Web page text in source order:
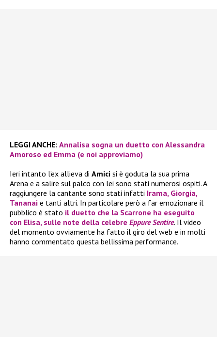
LEGGI ANCHE: Annalisa sogna un duetto con Alessandra
Amoroso ed Emma (e noi approviamo)
Ieri intanto l’ex allieva di Amici si è goduta la sua prima
Arena e a salire sul palco con lei sono stati numerosi ospiti. A
raggiungere la cantante sono stati infatti Irama, Giorgia,
Tananai e tanti altri. In particolare però a far emozionare il
pubblico è stato il duetto che la Scarrone ha eseguito
con Elisa, sulle note della celebre Eppure Sentire. Il video
del momento ovviamente ha fatto il giro del web e in molti
hanno commentato questa bellissima performance.